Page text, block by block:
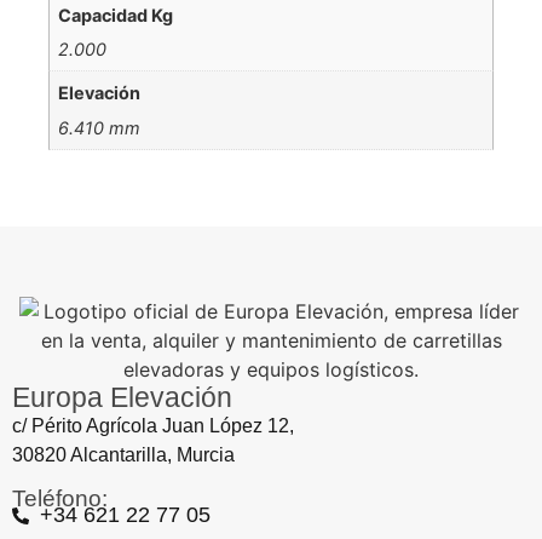
Capacidad Kg
2.000
Elevación
6.410 mm
Europa Elevación
c/ Périto Agrícola Juan López 12,
30820 Alcantarilla, Murcia
Teléfono:
+34 621 22 77 05